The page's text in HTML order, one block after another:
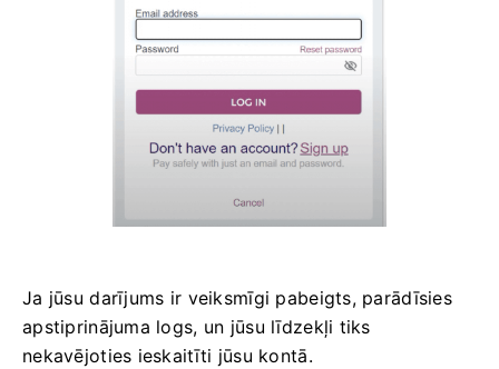
Ja jūsu darījums ir veiksmīgi pabeigts, parādīsies
apstiprinājuma logs, un jūsu līdzekļi tiks
nekavējoties ieskaitīti jūsu kontā.